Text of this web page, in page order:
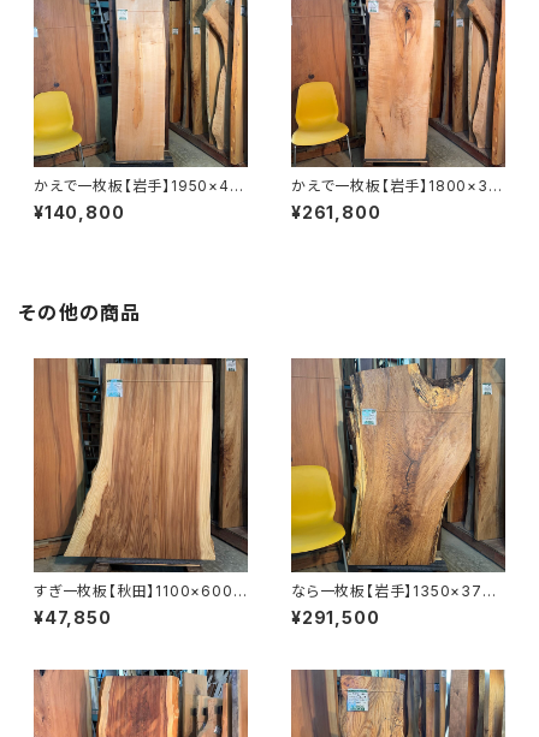
かえで一枚板【岩手】1950×40
0~470×50㎜【オイル塗装 仕
上げ済み】
¥140,800
かえで一枚板【岩手】1800×33
0~600×43㎜【オイル塗装 仕
上げ済み】
¥261,800
その他の商品
すぎ一枚板【秋田】1100×600~
860×41㎜【オイル塗装 仕上げ
済み】
¥47,850
なら一枚板【岩手】1350×370~
750×51㎜【オイル塗装 仕上げ
済み】
¥291,500